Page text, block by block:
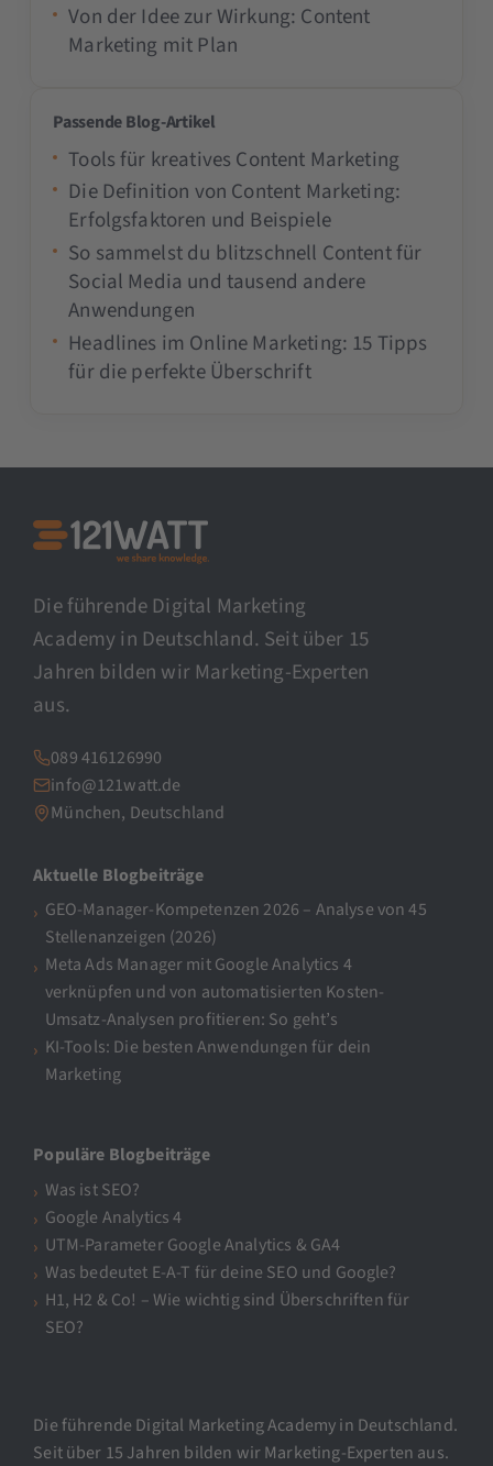
Von der Idee zur Wirkung: Content
Marketing mit Plan
Passende Blog-Artikel
Tools für kreatives Content Marketing
Die Definition von Content Marketing:
Erfolgsfaktoren und Beispiele
So sammelst du blitzschnell Content für
Social Media und tausend andere
Anwendungen
Headlines im Online Marketing: 15 Tipps
für die perfekte Überschrift
Die führende Digital Marketing
Academy in Deutschland. Seit über 15
Jahren bilden wir Marketing-Experten
aus.
089 416126990
info@121watt.de
München, Deutschland
Aktuelle Blogbeiträge
GEO-Manager-Kompetenzen 2026 – Analyse von 45
Stellenanzeigen (2026)
Meta Ads Manager mit Google Analytics 4
verknüpfen und von automatisierten Kosten-
Umsatz-Analysen profitieren: So geht’s
KI-Tools: Die besten Anwendungen für dein
Marketing
Populäre Blogbeiträge
Was ist SEO?
Google Analytics 4
UTM-Parameter Google Analytics & GA4
Was bedeutet E-A-T für deine SEO und Google?
H1, H2 & Co! – Wie wichtig sind Überschriften für
SEO?
Die führende Digital Marketing Academy in Deutschland.
Seit über 15 Jahren bilden wir Marketing-Experten aus.